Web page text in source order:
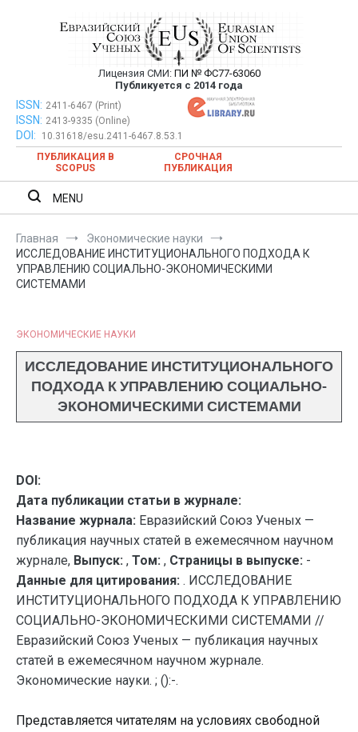
Евразийский Союз Ученых —
публикация научных статей в
ежемесячном научном журнале
Лицензия СМИ: ПИ № ФС77-63060
Публикуется с 2014 года
Евразийский Союз Ученых — публикация научных статей в
ежемесячном научном журнале
ISSN: 2411-6467 (Print)
ISSN: 2413-9335 (Online)
DOI:
10.31618/esu.2411-6467.8.53.1
ПУБЛИКАЦИЯ В
SCOPUS
СРОЧНАЯ
ПУБЛИКАЦИЯ
MENU
Главная
Экономические науки
ИССЛЕДОВАНИЕ ИНСТИТУЦИОНАЛЬНОГО ПОДХОДА К
УПРАВЛЕНИЮ СОЦИАЛЬНО-ЭКОНОМИЧЕСКИМИ
СИСТЕМАМИ
ЭКОНОМИЧЕСКИЕ НАУКИ
ИССЛЕДОВАНИЕ ИНСТИТУЦИОНАЛЬНОГО
ПОДХОДА К УПРАВЛЕНИЮ СОЦИАЛЬНО-
ЭКОНОМИЧЕСКИМИ СИСТЕМАМИ
DOI:
Дата публикации статьи в журнале:
Название журнала: Евразийский Союз Ученых —
публикация научных статей в ежемесячном научном
журнале, Выпуск: , Том: , Страницы в выпуске: -
Данные для цитирования: . ИССЛЕДОВАНИЕ
ИНСТИТУЦИОНАЛЬНОГО ПОДХОДА К УПРАВЛЕНИЮ
СОЦИАЛЬНО-ЭКОНОМИЧЕСКИМИ СИСТЕМАМИ //
Евразийский Союз Ученых — публикация научных
статей в ежемесячном научном журнале.
Экономические науки. ; ():-.
Представляется читателям на условиях свободной